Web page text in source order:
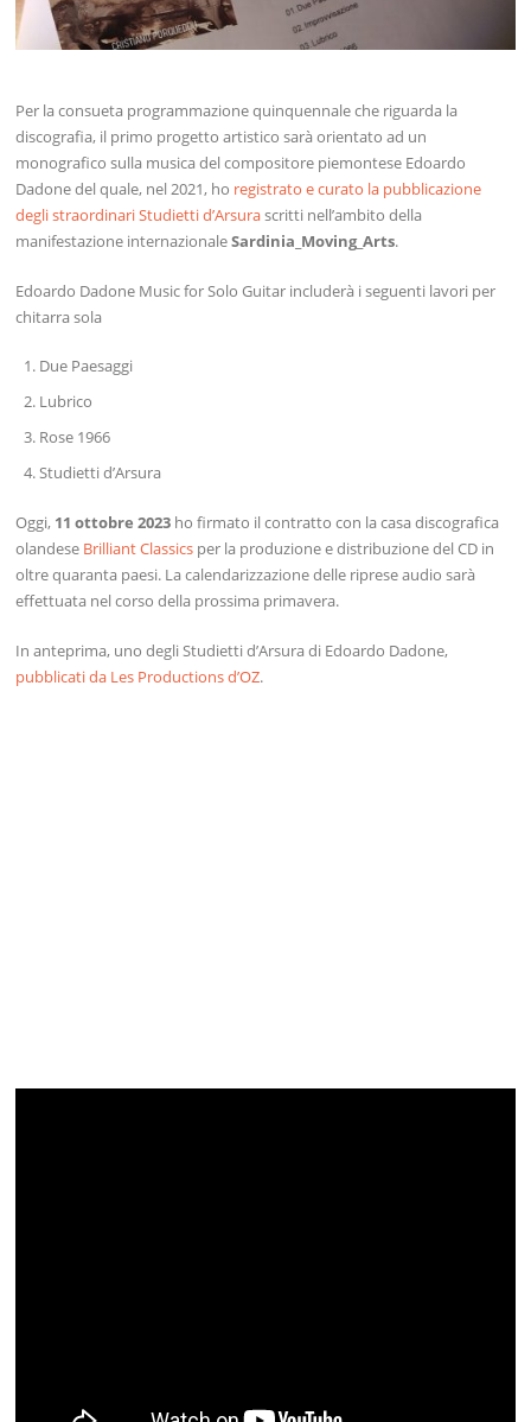
Per la consueta programmazione quinquennale che riguarda la
discografia, il primo progetto artistico sarà orientato ad un
monografico sulla musica del compositore piemontese Edoardo
Dadone del quale, nel 2021, ho registrato e curato la pubblicazione
degli straordinari Studietti d’Arsurascritti nell’ambito della
manifestazione internazionaleSardinia_Moving_Arts.
Edoardo Dadone Music for Solo Guitar includerà i seguenti lavori per
chitarra sola
Due Paesaggi
Lubrico
Rose 1966
Studietti d’Arsura
Oggi, 11 ottobre 2023 ho firmato il contratto con la casa discografica
olandese Brilliant Classics per la produzione e distribuzione del CD in
oltre quaranta paesi. La calendarizzazione delle riprese audio sarà
effettuata nel corso della prossima primavera.
In anteprima, uno degli Studietti d’Arsura di Edoardo Dadone,
pubblicati da Les Productions d’OZ.